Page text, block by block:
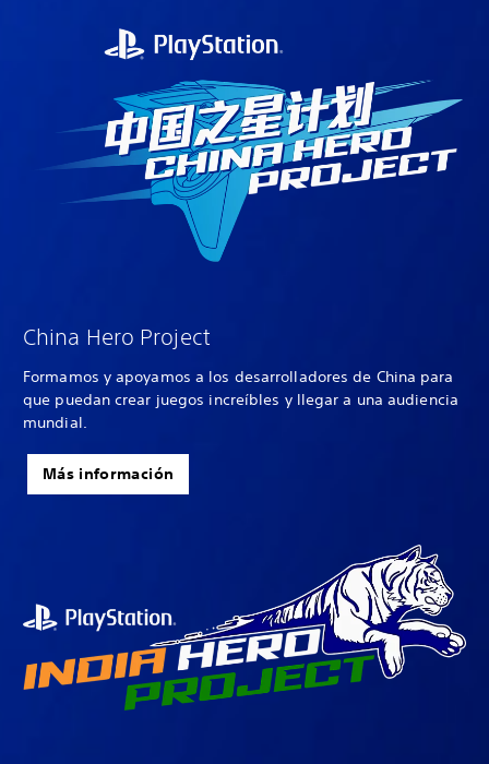
China Hero Project
Formamos y apoyamos a los desarrolladores de China para
que puedan crear juegos increíbles y llegar a una audiencia
mundial.
Más información